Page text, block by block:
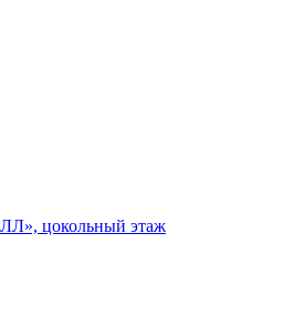
цокольный этаж